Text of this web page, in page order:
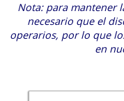
Nota: para mantener
necesario que el
operarios, por lo que
en